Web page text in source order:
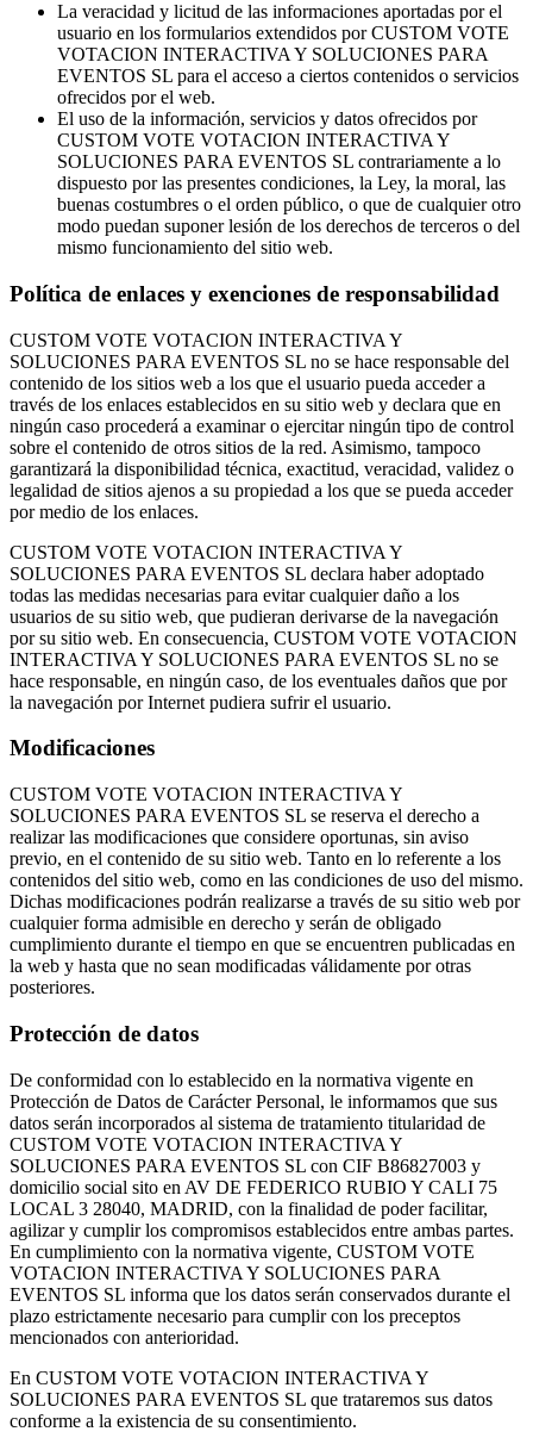
La veracidad y licitud de las informaciones aportadas por el
usuario en los formularios extendidos por CUSTOM VOTE
VOTACION INTERACTIVA Y SOLUCIONES PARA
EVENTOS SL para el acceso a ciertos contenidos o servicios
ofrecidos por el web.
El uso de la información, servicios y datos ofrecidos por
CUSTOM VOTE VOTACION INTERACTIVA Y
SOLUCIONES PARA EVENTOS SL contrariamente a lo
dispuesto por las presentes condiciones, la Ley, la moral, las
buenas costumbres o el orden público, o que de cualquier otro
modo puedan suponer lesión de los derechos de terceros o del
mismo funcionamiento del sitio web.
Política de enlaces y exenciones de responsabilidad
CUSTOM VOTE VOTACION INTERACTIVA Y
SOLUCIONES PARA EVENTOS SL no se hace responsable del
contenido de los sitios web a los que el usuario pueda acceder a
través de los enlaces establecidos en su sitio web y declara que en
ningún caso procederá a examinar o ejercitar ningún tipo de control
sobre el contenido de otros sitios de la red. Asimismo, tampoco
garantizará la disponibilidad técnica, exactitud, veracidad, validez o
legalidad de sitios ajenos a su propiedad a los que se pueda acceder
por medio de los enlaces.
CUSTOM VOTE VOTACION INTERACTIVA Y
SOLUCIONES PARA EVENTOS SL declara haber adoptado
todas las medidas necesarias para evitar cualquier daño a los
usuarios de su sitio web, que pudieran derivarse de la navegación
por su sitio web. En consecuencia, CUSTOM VOTE VOTACION
INTERACTIVA Y SOLUCIONES PARA EVENTOS SL no se
hace responsable, en ningún caso, de los eventuales daños que por
la navegación por Internet pudiera sufrir el usuario.
Modificaciones
CUSTOM VOTE VOTACION INTERACTIVA Y
SOLUCIONES PARA EVENTOS SL se reserva el derecho a
realizar las modificaciones que considere oportunas, sin aviso
previo, en el contenido de su sitio web. Tanto en lo referente a los
contenidos del sitio web, como en las condiciones de uso del mismo.
Dichas modificaciones podrán realizarse a través de su sitio web por
cualquier forma admisible en derecho y serán de obligado
cumplimiento durante el tiempo en que se encuentren publicadas en
la web y hasta que no sean modificadas válidamente por otras
posteriores.
Protección de datos
De conformidad con lo establecido en la normativa vigente en
Protección de Datos de Carácter Personal, le informamos que sus
datos serán incorporados al sistema de tratamiento titularidad de
CUSTOM VOTE VOTACION INTERACTIVA Y
SOLUCIONES PARA EVENTOS SL con CIF B86827003 y
domicilio social sito en AV DE FEDERICO RUBIO Y CALI 75
LOCAL 3 28040, MADRID, con la finalidad de poder facilitar,
agilizar y cumplir los compromisos establecidos entre ambas partes.
En cumplimiento con la normativa vigente, CUSTOM VOTE
VOTACION INTERACTIVA Y SOLUCIONES PARA
EVENTOS SL informa que los datos serán conservados durante el
plazo estrictamente necesario para cumplir con los preceptos
mencionados con anterioridad.
En CUSTOM VOTE VOTACION INTERACTIVA Y
SOLUCIONES PARA EVENTOS SL que trataremos sus datos
conforme a la existencia de su consentimiento.